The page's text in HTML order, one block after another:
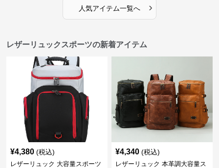
人気アイテム一覧へ ›
レザーリュックスポーツの新着アイテム
¥4,380 (税込)
レザーリュック 大容量スポーツ
¥4,340 (税込)
レザーリュック 本革調大容量ス